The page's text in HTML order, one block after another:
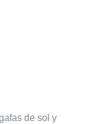
de sol y